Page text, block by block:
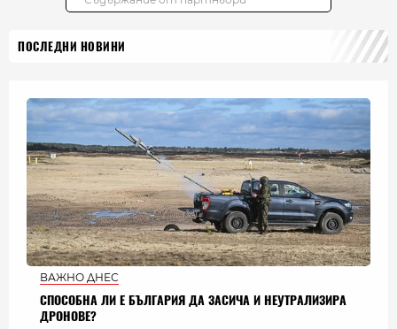
ПОСЛЕДНИ НОВИНИ
ВАЖНО ДНЕС
СПОСОБНА ЛИ Е БЪЛГАРИЯ ДА ЗАСИЧА И НЕУТРАЛИЗИРА
ДРОНОВЕ?